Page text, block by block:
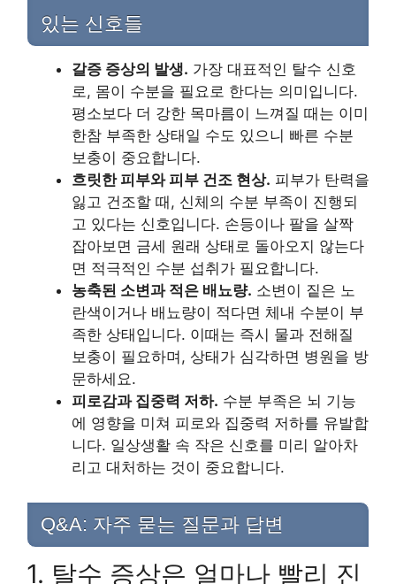
있는 신호들
갈증 증상의 발생. 가장 대표적인 탈수 신호
로, 몸이 수분을 필요로 한다는 의미입니다.
평소보다 더 강한 목마름이 느껴질 때는 이미
한참 부족한 상태일 수도 있으니 빠른 수분
보충이 중요합니다.
흐릿한 피부와 피부 건조 현상. 피부가 탄력을
잃고 건조할 때, 신체의 수분 부족이 진행되
고 있다는 신호입니다. 손등이나 팔을 살짝
잡아보면 금세 원래 상태로 돌아오지 않는다
면 적극적인 수분 섭취가 필요합니다.
농축된 소변과 적은 배뇨량. 소변이 짙은 노
란색이거나 배뇨량이 적다면 체내 수분이 부
족한 상태입니다. 이때는 즉시 물과 전해질
보충이 필요하며, 상태가 심각하면 병원을 방
문하세요.
피로감과 집중력 저하. 수분 부족은 뇌 기능
에 영향을 미쳐 피로와 집중력 저하를 유발합
니다. 일상생활 속 작은 신호를 미리 알아차
리고 대처하는 것이 중요합니다.
Q&A: 자주 묻는 질문과 답변
1. 탈수 증상은 얼마나 빨리 진